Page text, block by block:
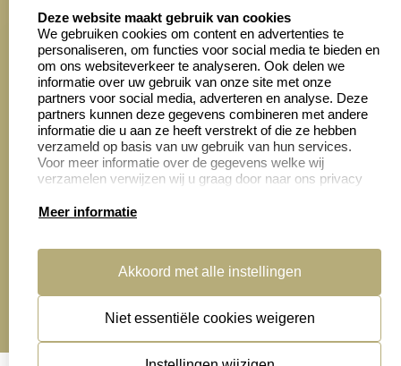
4028 beoordelingen
Zakelijk:
Aanvraag op maat
Cadeaubonnen
Klantenservice:
Contact opnemen
Veelgestelde vragen
Retourneren
handleidingen
algemene voorwaarden
disclaimer
Deze website maakt gebruik van cookies
We gebruiken cookies om content en advertenties te
personaliseren, om functies voor social media te bieden en
om ons websiteverkeer te analyseren. Ook delen we
informatie over uw gebruik van onze site met onze
partners voor social media, adverteren en analyse. Deze
partners kunnen deze gegevens combineren met andere
informatie die u aan ze heeft verstrekt of die ze hebben
verzameld op basis van uw gebruik van hun services.
Voor meer informatie over de gegevens welke wij
verzamelen verwijzen wij u graag door naar ons privacy
Meer informatie
Akkoord met alle instellingen
Niet essentiële cookies weigeren